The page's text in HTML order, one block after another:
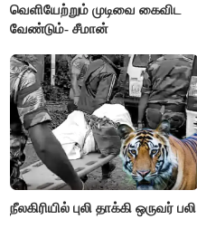
வெளியேற்றும் முடிவை கைவிட
வேண்டும்- சீமான்
நீலகிரியில் புலி தாக்கி ஒருவர் பலி